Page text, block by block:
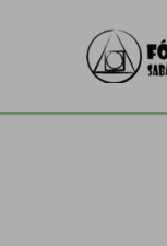
conteúdo